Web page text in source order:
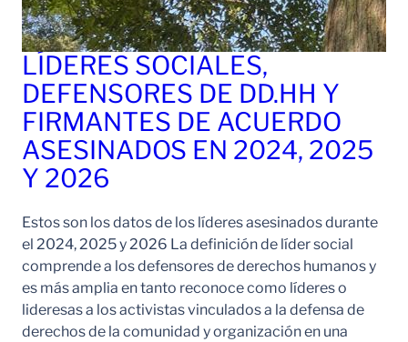
LÍDERES SOCIALES,
DEFENSORES DE DD.HH Y
FIRMANTES DE ACUERDO
ASESINADOS EN 2024, 2025
Y 2026
Estos son los datos de los líderes asesinados durante
el 2024, 2025 y 2026 La definición de líder social
comprende a los defensores de derechos humanos y
es más amplia en tanto reconoce como líderes o
lideresas a los activistas vinculados a la defensa de
derechos de la comunidad y organización en una